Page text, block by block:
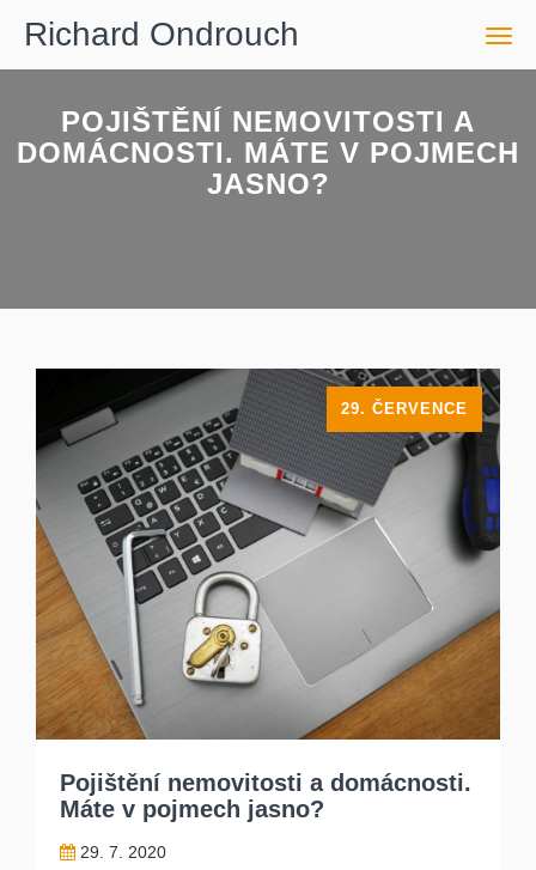
Richard Ondrouch
POJIŠTĚNÍ NEMOVITOSTI A
DOMÁCNOSTI. MÁTE V POJMECH
JASNO?
Pojištění nemovitosti a domácnosti.
Máte v pojmech jasno?
29. 7. 2020
29. ČERVENCE